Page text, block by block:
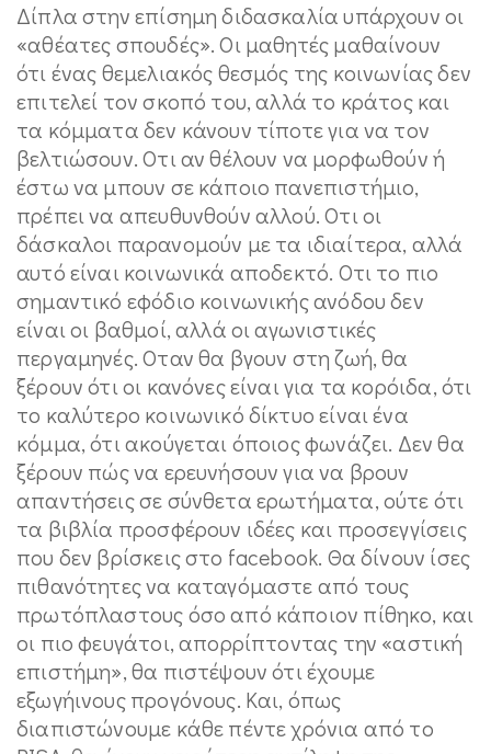
Δίπλα στην επίσημη διδασκαλία υπάρχουν οι
«αθέατες σπουδές». Οι μαθητές μαθαίνουν
ότι ένας θεμελιακός θεσμός της κοινωνίας δεν
επιτελεί τον σκοπό του, αλλά το κράτος και
τα κόμματα δεν κάνουν τίποτε για να τον
βελτιώσουν. Οτι αν θέλουν να μορφωθούν ή
έστω να μπουν σε κάποιο πανεπιστήμιο,
πρέπει να απευθυνθούν αλλού. Οτι οι
δάσκαλοι παρανομούν με τα ιδιαίτερα, αλλά
αυτό είναι κοινωνικά αποδεκτό. Οτι το πιο
σημαντικό εφόδιο κοινωνικής ανόδου δεν
είναι οι βαθμοί, αλλά οι αγωνιστικές
περγαμηνές. Οταν θα βγουν στη ζωή, θα
ξέρουν ότι οι κανόνες είναι για τα κορόιδα, ότι
το καλύτερο κοινωνικό δίκτυο είναι ένα
κόμμα, ότι ακούγεται όποιος φωνάζει. Δεν θα
ξέρουν πώς να ερευνήσουν για να βρουν
απαντήσεις σε σύνθετα ερωτήματα, ούτε ότι
τα βιβλία προσφέρουν ιδέες και προσεγγίσεις
που δεν βρίσκεις στο facebook. Θα δίνουν ίσες
πιθανότητες να καταγόμαστε από τους
πρωτόπλαστους όσο από κάποιον πίθηκο, και
οι πιο φευγάτοι, απορρίπτοντας την «αστική
επιστήμη», θα πιστέψουν ότι έχουμε
εξωγήινους προγόνους. Και, όπως
διαπιστώνουμε κάθε πέντε χρόνια από το